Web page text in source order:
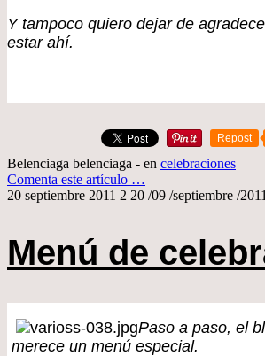
Y tampoco quiero dejar de
estar ahí.
Repost
Belenciaga belenciaga - en celebraciones
Comenta este artículo …
20 septiembre 2011 2 20 /09 /septiembre /2011
Menú de
Paso a paso, el
merece un menú especial.